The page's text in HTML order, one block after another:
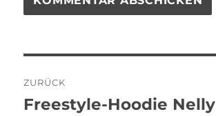
ZURÜCK
Vorheriger
Freestyle-Hoodie Nelly